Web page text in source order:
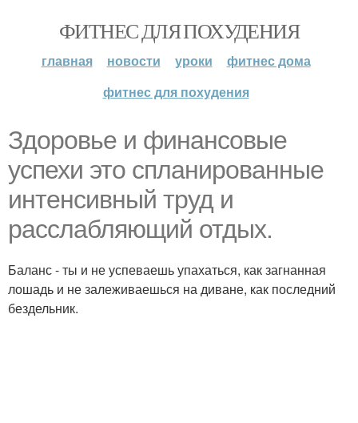
ФИТНЕС ДЛЯ ПОХУДЕНИЯ
главная новости уроки
фитнес дома
фитнес для похудения
Здоровье и финансовые
успехи это спланированные
интенсивный труд и
расслабляющий отдых.
Баланс - ты и не успеваешь упахаться, как загнанная
лошадь и не залеживаешься на диване, как последний
бездельник.